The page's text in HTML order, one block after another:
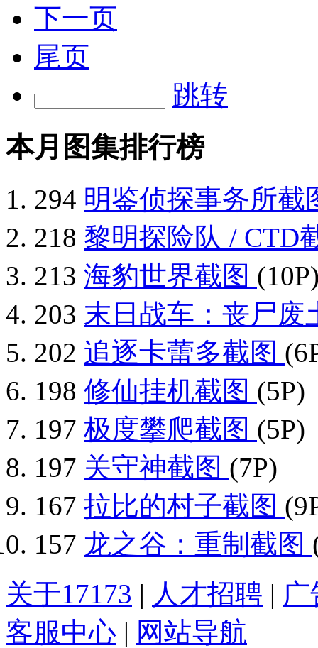
下一页
尾页
跳转
本月图集排行榜
294 明鉴侦探事务所截
218 黎明探险队 / CTD
213 海豹世界截图
203 末日战车：丧尸
202 追逐卡蕾多截图
198 修仙挂机截图 (5P)
197 极度攀爬截图 (5P)
197 关守神截图 (7P)
167 拉比的村子截图
157 龙之谷：重制截图
关于17173 | 人才招聘 |
客服中心 | 网站导航